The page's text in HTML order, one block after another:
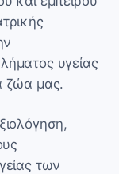
υγείας
ζώα μας.
των